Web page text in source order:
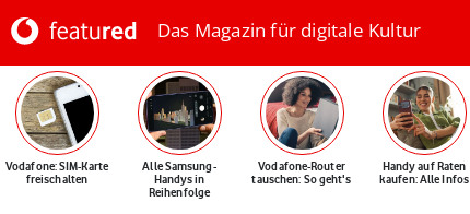
Das Magazin für digitale Kultur
Vodafone: SIM-Karte
freischalten
Alle Samsung-
Handys in
Reihenfolge
Vodafone-Router
tauschen: So geht's
Handy auf Raten
kaufen: Alle Infos